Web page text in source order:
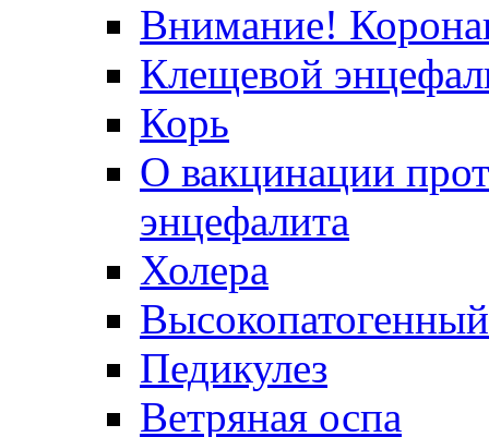
Внимание!
Клещевой
Корь
О вакцинации
энцефалита
Холера
Педикулез
Ветряная оспа